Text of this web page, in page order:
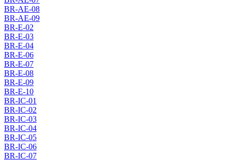
BR-AE-08
BR-AE-09
BR-E-02
BR-E-03
BR-E-04
BR-E-06
BR-E-07
BR-E-08
BR-E-09
BR-E-10
BR-IC-01
BR-IC-02
BR-IC-03
BR-IC-04
BR-IC-05
BR-IC-06
BR-IC-07